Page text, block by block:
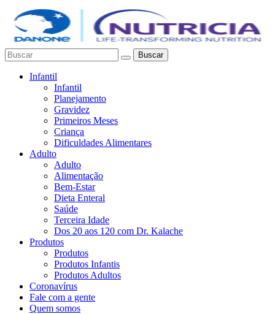
Buscar
Infantil
Infantil
Planejamento
Gravidez
Primeiros Meses
Criança
Dificuldades Alimentares
Adulto
Adulto
Alimentação
Bem-Estar
Dieta Enteral
Saúde
Terceira Idade
Dos 20 aos 120 com Dr. Kalache
Produtos
Produtos
Produtos Infantis
Produtos Adultos
Coronavírus
Fale com a gente
Quem somos